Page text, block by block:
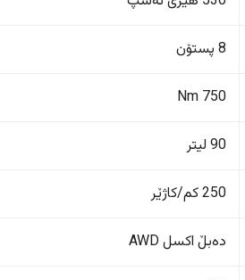
8 پستۆن
750 Nm
90 لیتر
250 کم/کاژێر
دەبڵ اکسل AWD